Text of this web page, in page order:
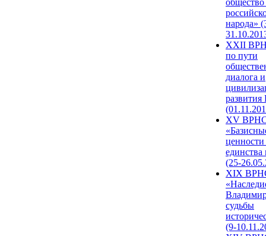
народа»
XXII
по пути
диалога и
развития
XV
единства
(25-
XIX
судьбы
(9-